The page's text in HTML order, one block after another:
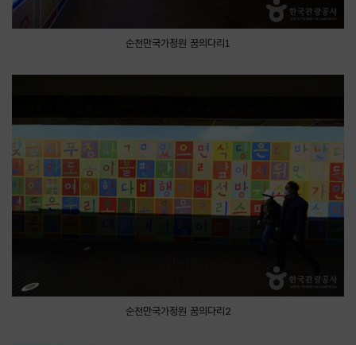
순천만국가정원 꿈의다리1
순천만국가정원 꿈의다리2